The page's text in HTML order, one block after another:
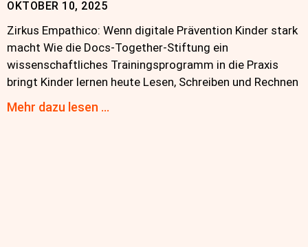
OKTOBER 10, 2025
Zirkus Empathico: Wenn digitale Prävention Kinder stark
macht Wie die Docs-Together-Stiftung ein
wissenschaftliches Trainingsprogramm in die Praxis
bringt Kinder lernen heute Lesen, Schreiben und Rechnen
Mehr dazu lesen …